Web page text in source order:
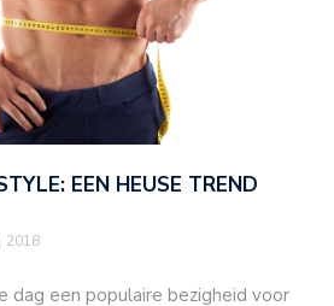
EEN HEUSE TREND
2018
dag een populaire bezigheid voor